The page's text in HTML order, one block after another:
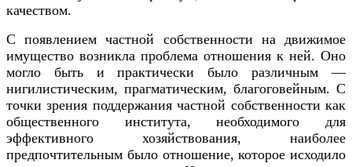
качеством.
С появлением частной собственности на движимое
имущество возникла проблема отношения к ней. Оно
могло быть и практически было различным —
нигилистическим, прагматическим, благоговейным. С
точки зрения поддержания частной собственности как
общественного института, необходимого для
эффективного хозяйствования, наиболее
предпочтительным было отношение, которое исходило